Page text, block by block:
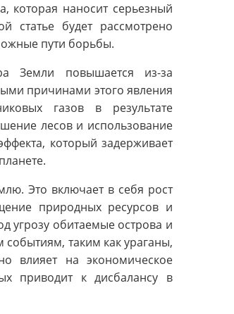
которая наносит серьезный
будет рассмотрено
пути борьбы.
Земли повышается из-за
причинами этого явления
газов в результате
лесов и использование
который задерживает
Это включает в себя рост
природных ресурсов и
угрозу обитаемые острова и
таким как ураганы,
влияет на экономическое
приводит к дисбалансу в